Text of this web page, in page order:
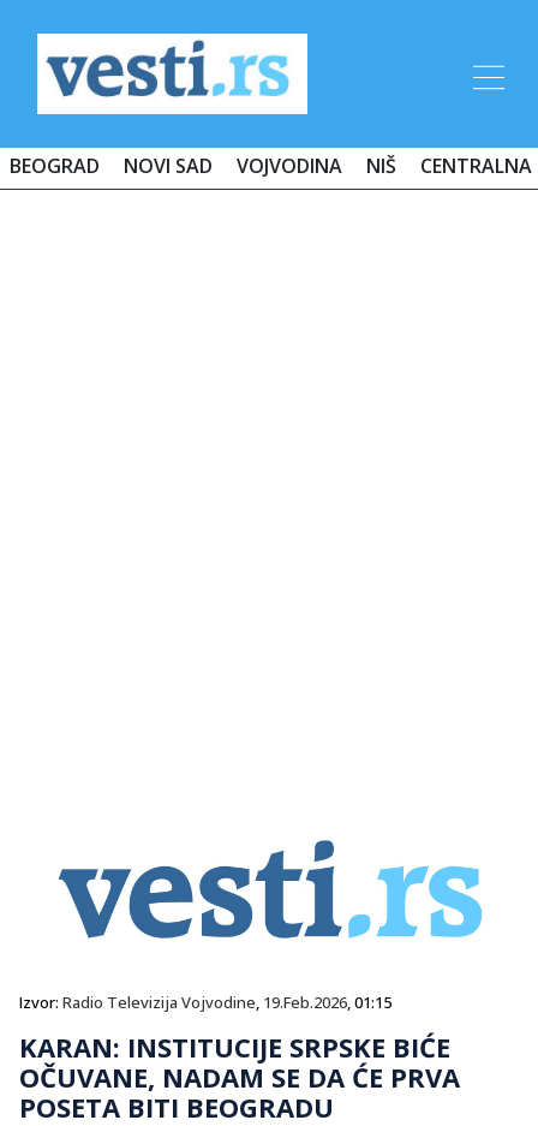
BEOGRAD NOVI SAD VOJVODINA NIŠ CENTRALNA
Izvor: Radio Televizija Vojvodine, 19.Feb.2026, 01:15
KARAN: INSTITUCIJE SRPSKE BIĆE
OČUVANE, NADAM SE DA ĆE PRVA
POSETA BITI BEOGRADU